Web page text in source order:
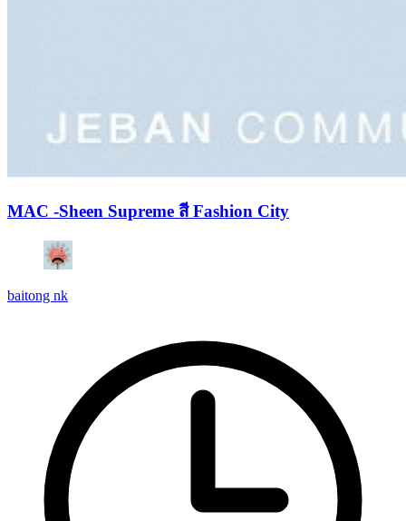
MAC -Sheen Supreme สี Fashion City
baitong nk